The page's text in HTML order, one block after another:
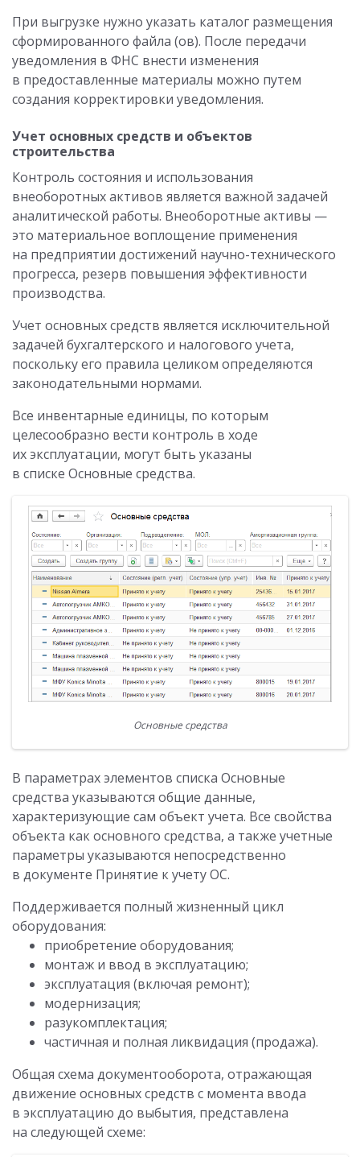
При выгрузке нужно указать каталог размещения
сформированного файла (ов). После передачи
уведомления в ФНС внести изменения
в предоставленные материалы можно путем
создания корректировки уведомления.
Учет основных средств и объектов
строительства
Контроль состояния и использования
внеоборотных активов является важной задачей
аналитической работы. Внеоборотные активы —
это материальное воплощение применения
на предприятии достижений научно-технического
прогресса, резерв повышения эффективности
производства.
Учет основных средств является исключительной
задачей бухгалтерского и налогового учета,
поскольку его правила целиком определяются
законодательными нормами.
Все инвентарные единицы, по которым
целесообразно вести контроль в ходе
их эксплуатации, могут быть указаны
в списке Основные средства.
Основные средства
В параметрах элементов списка Основные
средства указываются общие данные,
характеризующие сам объект учета. Все свойства
объекта как основного средства, а также учетные
параметры указываются непосредственно
в документе Принятие к учету ОС.
Поддерживается полный жизненный цикл
оборудования:
приобретение оборудования;
монтаж и ввод в эксплуатацию;
эксплуатация (включая ремонт);
модернизация;
разукомплектация;
частичная и полная ликвидация (продажа).
Общая схема документооборота, отражающая
движение основных средств с момента ввода
в эксплуатацию до выбытия, представлена
на следующей схеме: